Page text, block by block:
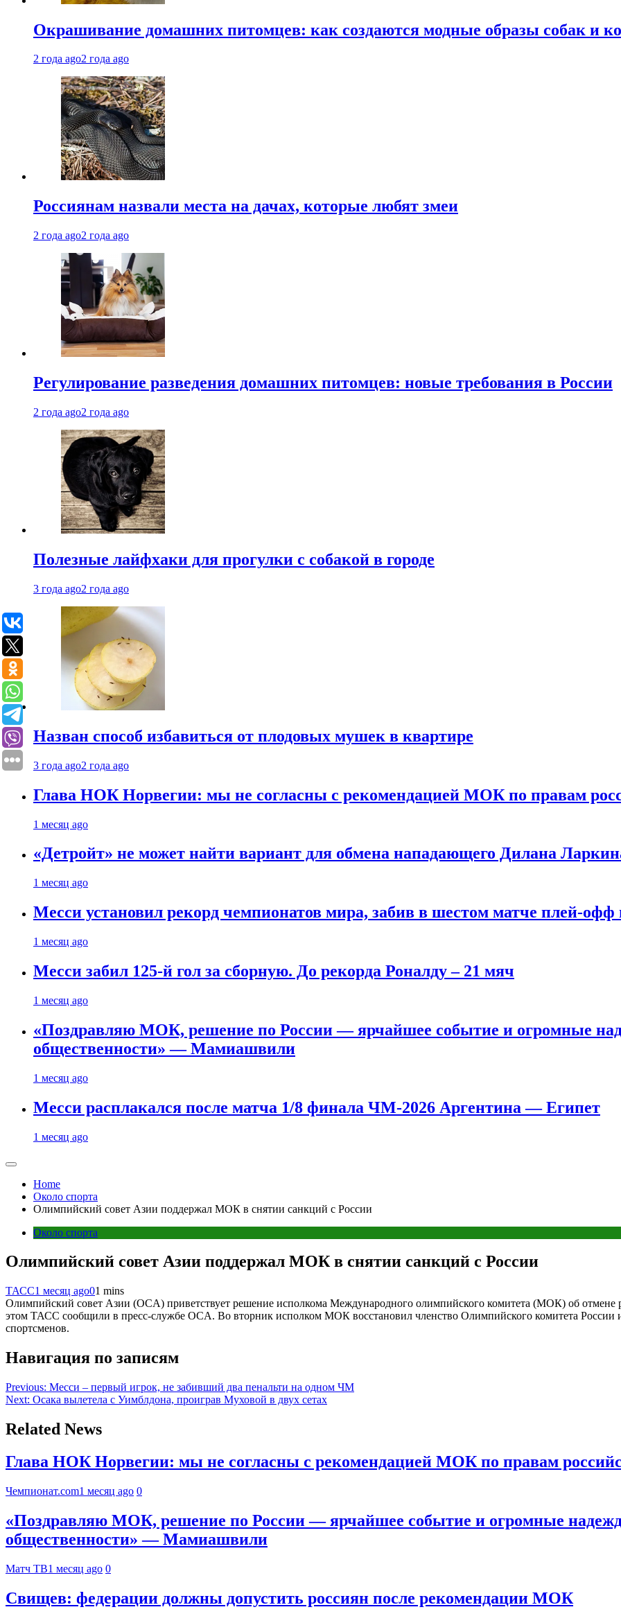
Окрашивание домашних питомцев: как создаются модные образы собак и
2 года ago2 года ago
Россиянам назвали места на дачах, которые любят змеи
2 года ago2 года ago
Регулирование разведения домашних питомцев: новые требования в России
2 года ago2 года ago
Полезные лайфхаки для прогулки с собакой в городе
3 года ago2 года ago
Назван способ избавиться от плодовых мушек в квартире
3 года ago2 года ago
Глава НОК Норвегии: мы не согласны с рекомендацией МОК по правам
1 месяц ago
«Детройт» не может найти вариант для обмена нападающего Дилана
1 месяц ago
Месси установил рекорд чемпионатов мира, забив в шестом матче плей‑офф
1 месяц ago
Месси забил 125-й гол за сборную. До рекорда Роналду – 21 мяч
1 месяц ago
«Поздравляю МОК, решение по России — ярчайшее событие и огромные
общественности» — Мамиашвили
1 месяц ago
Месси расплакался после матча 1/8 финала ЧМ-2026 Аргентина — Египет
1 месяц ago
Home
Около спорта
Олимпийский совет Азии поддержал МОК в снятии санкций с России
Около спорта
Олимпийский совет Азии поддержал МОК в снятии санкций с России
ТАСС1 месяц ago01 mins
Олимпийский совет Азии (OCA) приветствует решение исполкома Международного олимпийского комитета (МОК) об отмене
этом ТАСС сообщили в пресс-службе OCA. Во вторник исполком МОК восстановил членство Олимпийского комитета России и
спортсменов.
Навигация по записям
Previous: Месси – первый игрок, не забивший два пенальти на одном ЧМ
Next: Осака вылетела с Уимблдона, проиграв Муховой в двух сетах
Related News
Глава НОК Норвегии: мы не согласны с рекомендацией МОК по правам
Чемпионат.com1 месяц ago 0
«Поздравляю МОК, решение по России — ярчайшее событие и огромные
общественности» — Мамиашвили
Матч ТВ1 месяц ago 0
Свищев: федерации должны допустить россиян после рекомендации МОК